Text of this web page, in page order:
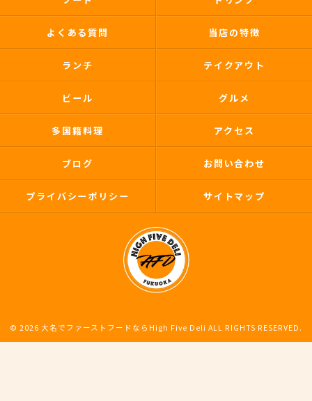
よくある質問 当店の特徴
ランチ テイクアウト
ビール グルメ
多国籍料理 アクセス
ブログ お問い合わせ
プライバシーポリシー サイトマップ
© 2026 大名でファーストフードならHigh Five Deli ALL RIGHTS RESERVED.